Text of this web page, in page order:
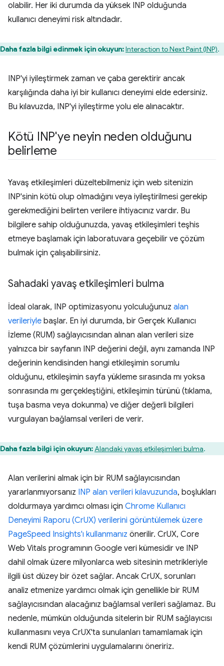
olabilir. Her iki durumda da yüksek INP olduğunda
kullanıcı deneyimi risk altındadır.
Daha fazla bilgi edinmek için okuyun:Interaction to Next Paint (INP).
INP'yi iyileştirmek zaman ve çaba gerektirir ancak
karşılığında daha iyi bir kullanıcı deneyimi elde edersiniz.
Bu kılavuzda, INP'yi iyileştirme yolu ele alınacaktır.
Kötü INP'ye neyin neden olduğunu
belirleme
Yavaş etkileşimleri düzeltebilmeniz için web sitenizin
INP'sinin kötü olup olmadığını veya iyileştirilmesi gerekip
gerekmediğini belirten verilere ihtiyacınız vardır. Bu
bilgilere sahip olduğunuzda, yavaş etkileşimleri teşhis
etmeye başlamak için laboratuvara geçebilir ve çözüm
bulmak için çalışabilirsiniz.
Sahadaki yavaş etkileşimleri bulma
İdeal olarak, INP optimizasyonu yolculuğunuz alan
verileriyle başlar. En iyi durumda, bir Gerçek Kullanıcı
İzleme (RUM) sağlayıcısından alınan alan verileri size
yalnızca bir sayfanın INP değerini değil, aynı zamanda INP
değerinin kendisinden hangi etkileşimin sorumlu
olduğunu, etkileşimin sayfa yükleme sırasında mı yoksa
sonrasında mı gerçekleştiğini, etkileşimin türünü (tıklama,
tuşa basma veya dokunma) ve diğer değerli bilgileri
vurgulayan bağlamsal verileri de verir.
Daha fazla bilgi için okuyun:Alandaki yavaş etkileşimleri bulma.
Alan verilerini almak için bir RUM sağlayıcısından
yararlanmıyorsanız INP alan verileri kılavuzunda, boşlukları
doldurmaya yardımcı olması için Chrome Kullanıcı
Deneyimi Raporu (CrUX) verilerini görüntülemek üzere
PageSpeed Insights'ı kullanmanız önerilir. CrUX, Core
Web Vitals programının Google veri kümesidir ve INP
dahil olmak üzere milyonlarca web sitesinin metrikleriyle
ilgili üst düzey bir özet sağlar. Ancak CrUX, sorunları
analiz etmenize yardımcı olmak için genellikle bir RUM
sağlayıcısından alacağınız bağlamsal verileri sağlamaz. Bu
nedenle, mümkün olduğunda sitelerin bir RUM sağlayıcısı
kullanmasını veya CrUX'ta sunulanları tamamlamak için
kendi RUM çözümlerini uygulamalarını öneririz.